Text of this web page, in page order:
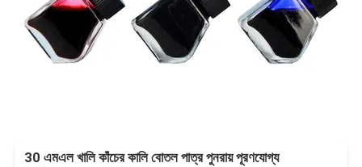
30 এমএল খালি কাঁচের কালি বোতল পাত্র পুনরায় পূরণযোগ্য